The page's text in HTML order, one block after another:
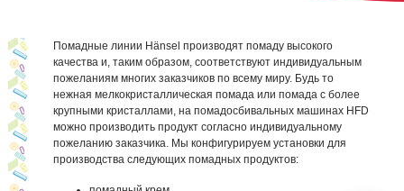
Помадные линии Hänsel производят помаду высокого
качества и, таким образом, соответствуют индивидуальным
пожеланиям многих заказчиков по всему миру. Будь то
нежная мелкокристаллическая помада или помада с более
крупными кристаллами, на помадосбивальных машинах HFD
можно производить продукт согласно индивидуальному
пожеланию заказчика. Мы конфигурируем установки для
производства следующих помадных продуктов: